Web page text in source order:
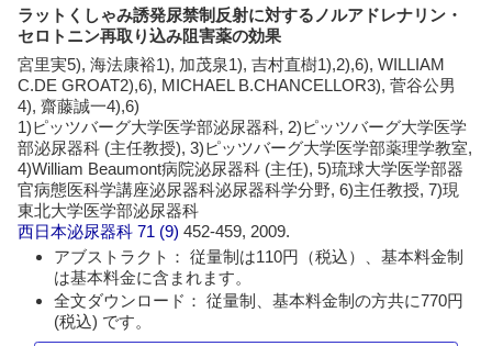
ラットくしゃみ誘発尿禁制反射に対するノルアドレナリン・
セロトニン再取り込み阻害薬の効果
宮里実5), 海法康裕1), 加茂泉1), 吉村直樹1),2),6), WILLIAM
C.DE GROAT2),6), MICHAEL B.CHANCELLOR3), 菅谷公男
4), 齋藤誠一4),6)
1)ピッツバーグ大学医学部泌尿器科, 2)ピッツバーグ大学医学
部泌尿器科 (主任教授), 3)ピッツバーグ大学医学部薬理学教室,
4)William Beaumont病院泌尿器科 (主任), 5)琉球大学医学部器
官病態医科学講座泌尿器科泌尿器科学分野, 6)主任教授, 7)現
東北大学医学部泌尿器科
西日本泌尿器科 71 (9)452-459, 2009.
アブストラクト： 従量制は110円（税込）、基本料金制
は基本料金に含まれます。
全文ダウンロード： 従量制、基本料金制の方共に770円
(税込) です。